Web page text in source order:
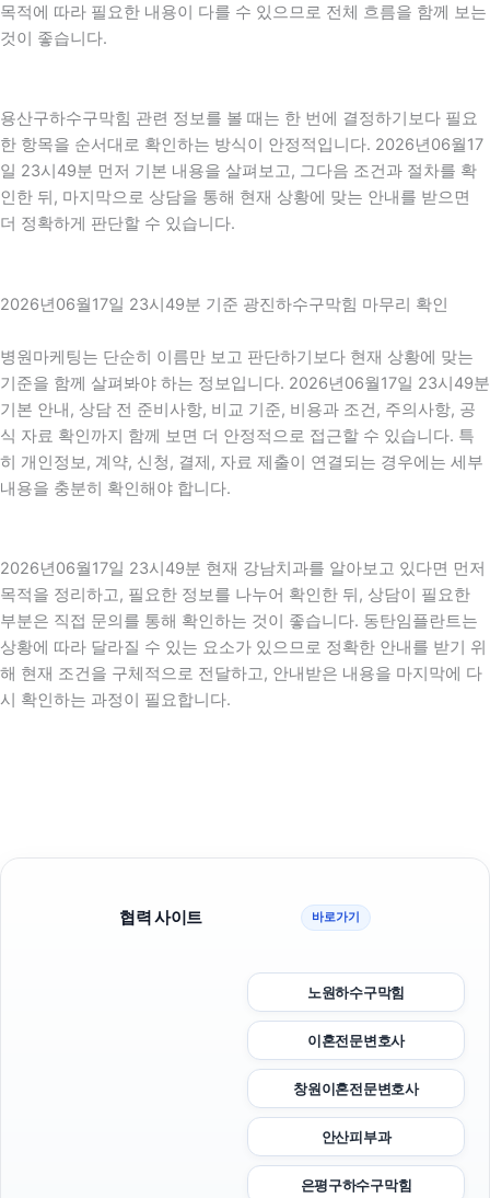
목적에 따라 필요한 내용이 다를 수 있으므로 전체 흐름을 함께 보는
것이 좋습니다.
용산구하수구막힘 관련 정보를 볼 때는 한 번에 결정하기보다 필요
한 항목을 순서대로 확인하는 방식이 안정적입니다. 2026년06월17
일 23시49분 먼저 기본 내용을 살펴보고, 그다음 조건과 절차를 확
인한 뒤, 마지막으로 상담을 통해 현재 상황에 맞는 안내를 받으면
더 정확하게 판단할 수 있습니다.
2026년06월17일 23시49분 기준 광진하수구막힘 마무리 확인
병원마케팅는 단순히 이름만 보고 판단하기보다 현재 상황에 맞는
기준을 함께 살펴봐야 하는 정보입니다. 2026년06월17일 23시49분
기본 안내, 상담 전 준비사항, 비교 기준, 비용과 조건, 주의사항, 공
식 자료 확인까지 함께 보면 더 안정적으로 접근할 수 있습니다. 특
히 개인정보, 계약, 신청, 결제, 자료 제출이 연결되는 경우에는 세부
내용을 충분히 확인해야 합니다.
2026년06월17일 23시49분 현재 강남치과를 알아보고 있다면 먼저
목적을 정리하고, 필요한 정보를 나누어 확인한 뒤, 상담이 필요한
부분은 직접 문의를 통해 확인하는 것이 좋습니다. 동탄임플란트는
상황에 따라 달라질 수 있는 요소가 있으므로 정확한 안내를 받기 위
해 현재 조건을 구체적으로 전달하고, 안내받은 내용을 마지막에 다
시 확인하는 과정이 필요합니다.
협력 사이트 바로가기
노원하수구막힘
이혼전문변호사
창원이혼전문변호사
안산피부과
은평구하수구막힘